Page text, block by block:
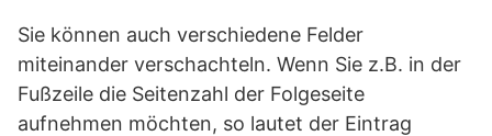
Sie können auch verschiedene Felder
miteinander verschachteln. Wenn Sie z.B. in der
Fußzeile die Seitenzahl der Folgeseite
aufnehmen möchten, so lautet der Eintrag